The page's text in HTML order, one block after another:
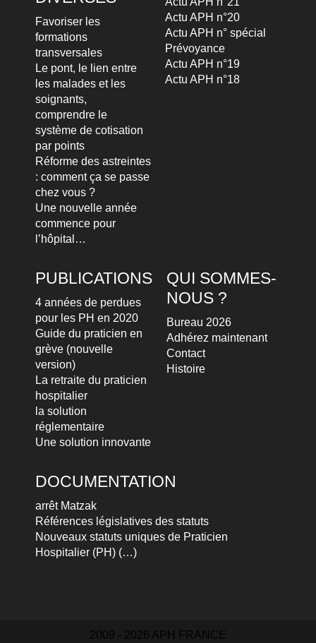
Favoriser les
formations
transversales
Le pont, le lien entre
les malades et les
soignants,
comprendre le
système de cotisation
par points
Réforme des astreintes
: comment ça se passe
chez vous ?
Une nouvelle année
commence pour
l’hôpital…
Actu APH n°20
Actu APH n° spécial
Prévoyance
Actu APH n°19
Actu APH n°18
PUBLICATIONS
4 années de perdues
pour les PH en 2020
Guide du praticien en
grève (nouvelle
version)
La retraite du praticien
hospitalier
la solution
réglementaire
Une solution innovante
QUI SOMMES-
NOUS ?
Bureau 2026
Adhérez maintenant
Contact
Histoire
DOCUMENTATION
arrêt Matzak
Références législatives des statuts
Nouveaux statuts uniques de Praticien
Hospitalier (PH) (…)
2009 - 2026 APH FRANCE